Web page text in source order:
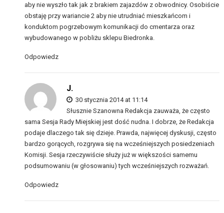
aby nie wyszło tak jak z brakiem zajazdów z obwodnicy. Osobiście
obstaję przy wariancie 2 aby nie utrudniać mieszkańcom i
konduktom pogrzebowym komunikacji do cmentarza oraz
wybudowanego w pobliżu sklepu Biedronka.
Odpowiedz
J.
30 stycznia 2014 at 11:14
Słusznie Szanowna Redakcja zauważa, że często
sama Sesja Rady Miejskiej jest dość nudna. I dobrze, że Redakcja
podaje dlaczego tak się dzieje. Prawda, najwięcej dyskusji, często
bardzo gorących, rozgrywa się na wcześniejszych posiedzeniach
Komisji. Sesja rzeczywiście służy już w większości samemu
podsumowaniu (w głosowaniu) tych wcześniejszych rozważań.
Odpowiedz